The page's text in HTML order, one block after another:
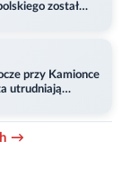
został
przy Kamionce
utrudniają
→